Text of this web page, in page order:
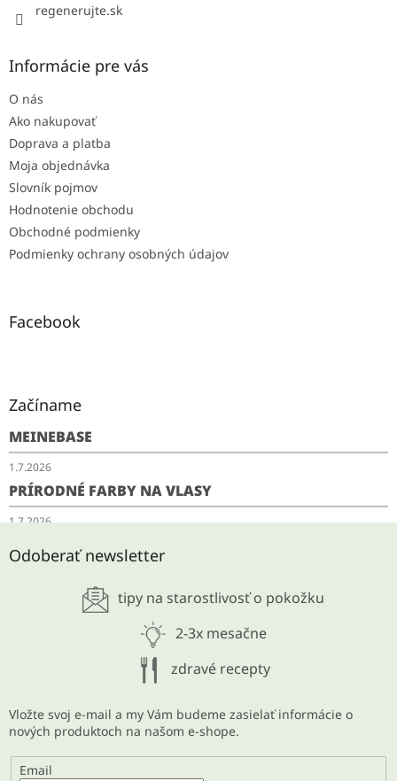
regenerujte.sk
Informácie pre vás
O nás
Ako nakupovať
Doprava a platba
Moja objednávka
Slovník pojmov
Hodnotenie obchodu
Obchodné podmienky
Podmienky ochrany osobných údajov
Facebook
Začíname
MEINEBASE
1.7.2026
PRÍRODNÉ FARBY NA VLASY
1.7.2026
SCHUDNITE ODKYSLENÍM
Odoberať newsletter
tipy na starostlivosť o pokožku
2-3x mesačne
zdravé recepty
Vložte svoj e-mail a my Vám budeme zasielať informácie o
nových produktoch na našom e-shope.
Email